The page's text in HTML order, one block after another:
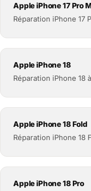
Apple iPhone 17 Pro
Réparation iPhone 17
Apple iPhone 18
Réparation iPhone 18
Apple iPhone 18 Fold
Réparation iPhone 18
Apple iPhone 18 Pro